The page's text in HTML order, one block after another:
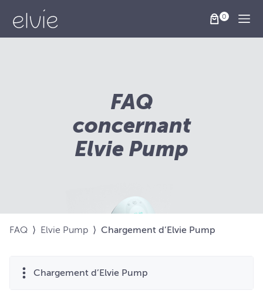
FAQ
concernant
Elvie Pump
FAQ ⟩ Elvie Pump ⟩ Chargement d’Elvie Pump
Chargement d’Elvie Pump